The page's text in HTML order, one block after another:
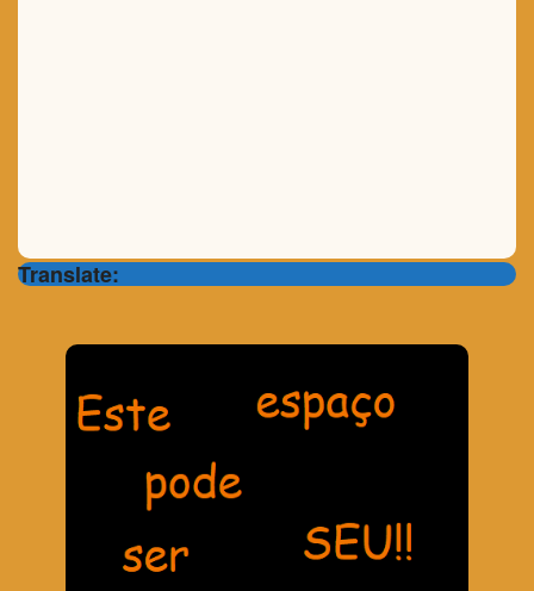
Translate: